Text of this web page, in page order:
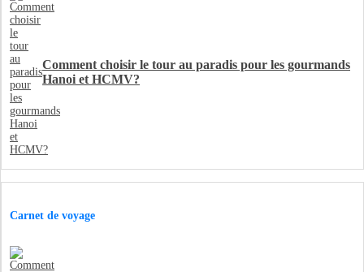
Comment choisir le tour au paradis pour les gourmands
Hanoi et HCMV?
Carnet de voyage